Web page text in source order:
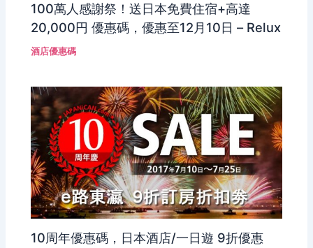
100萬人感謝祭！送日本免費住宿+高達
20,000円 優惠碼，優惠至12月10日 – Relux
酒店優惠碼
10周年優惠碼，日本酒店/一日遊 9折優惠